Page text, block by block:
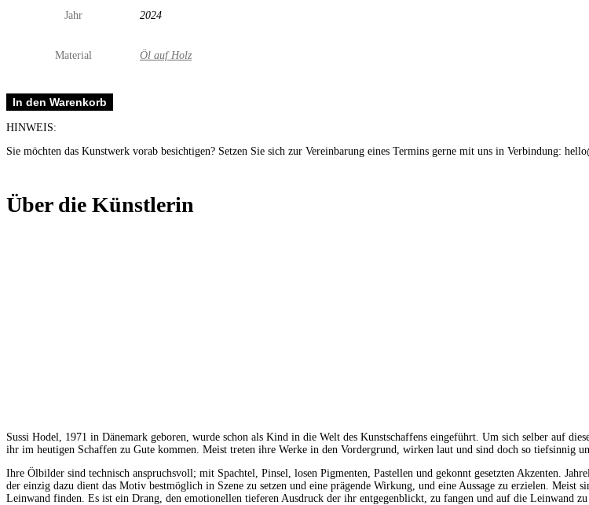
Jahr 2024
Material Öl auf Holz
Smilla
Menge
In den Warenkorb
HINWEIS:
Sie möchten das Kunstwerk vorab besichtigen? Setzen Sie sich zur Vereinbarung eines Termins gerne mit uns in Verbindung:
Über die Künstlerin
Sussi Hodel, 1971 in Dänemark geboren, wurde schon als Kind in die Welt des Kunstschaffens eingeführt. Um sich selber auf
ihr im heutigen Schaffen zu Gute kommen. Meist treten ihre Werke in den Vordergrund, wirken laut und sind doch so tiefsinnig
Ihre Ölbilder sind technisch anspruchsvoll; mit Spachtel, Pinsel, losen Pigmenten, Pastellen und gekonnt gesetzten Akzenten.
der einzig dazu dient das Motiv bestmöglich in Szene zu setzen und eine prägende Wirkung, und eine Aussage zu erzielen. Meist
Leinwand finden. Es ist ein Drang, den emotionellen tieferen Ausdruck der ihr entgegenblickt, zu fangen und auf die Leinwand zu